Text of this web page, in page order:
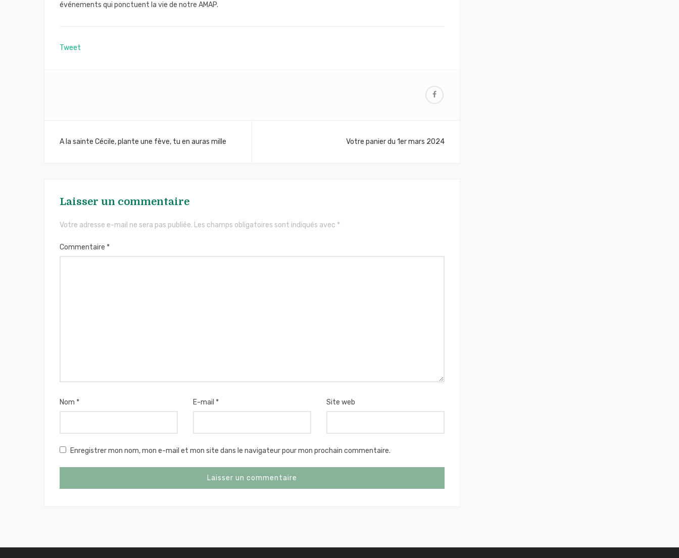
événements qui ponctuent la vie de notre AMAP.
Tweet
A la sainte Cécile, plante une fève, tu en auras mille Votre panier du 1er mars 2024
Laisser un commentaire
Votre adresse e-mail ne sera pas publiée. Les champs obligatoires sont indiqués avec *
Commentaire *
Nom * E-mail * Site web
Enregistrer mon nom, mon e-mail et mon site dans le navigateur pour mon prochain commentaire.